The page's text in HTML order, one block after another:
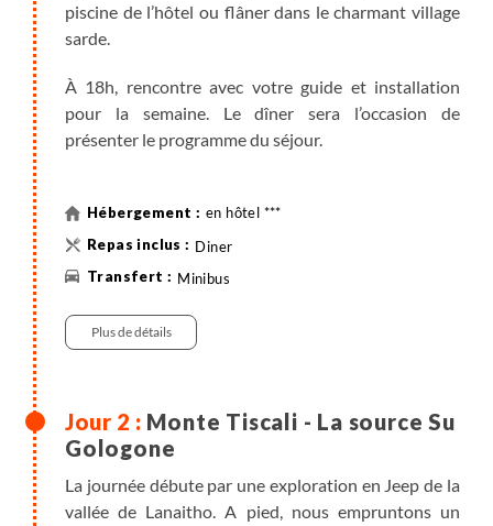
piscine de l’hôtel ou flâner dans le charmant village
sarde.
À 18h, rencontre avec votre guide et installation
pour la semaine. Le dîner sera l’occasion de
présenter le programme du séjour.
en hôtel ***
Diner
Minibus
Plus de détails
Monte Tiscali - La source Su
Gologone
La journée débute par une exploration en Jeep de la
vallée de Lanaitho. A pied, nous empruntons un